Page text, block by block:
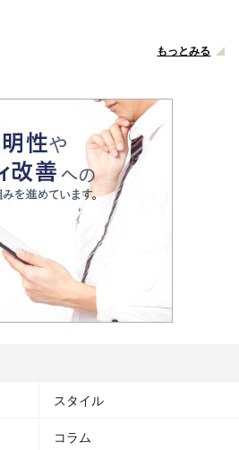
もっとみる
スタイル
コラム